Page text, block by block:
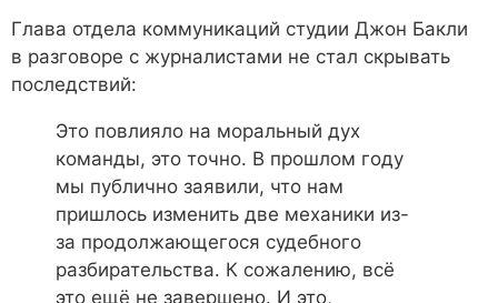
Глава отдела коммуникаций студии Джон Бакли
в разговоре с журналистами не стал скрывать
последствий:
Это повлияло на моральный дух
команды, это точно. В прошлом году
мы публично заявили, что нам
пришлось изменить две механики из-
за продолжающегося судебного
разбирательства. К сожалению, всё
это ещё не завершено. И это,